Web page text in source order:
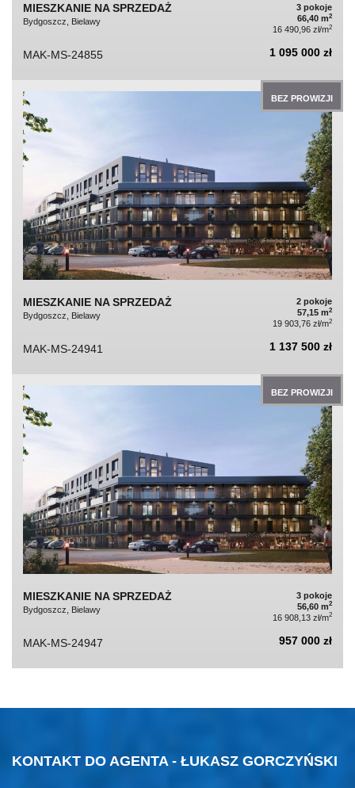
MIESZKANIE NA SPRZEDAŻ
Bydgoszcz, Bielawy
3 pokoje
66,40 m2
16 490,96 zł/m2
MAK-MS-24855 1 095 000 zł
BEZ PROWIZJI
MIESZKANIE NA SPRZEDAŻ
Bydgoszcz, Bielawy
2 pokoje
57,15 m2
19 903,76 zł/m2
MAK-MS-24941 1 137 500 zł
BEZ PROWIZJI
MIESZKANIE NA SPRZEDAŻ
Bydgoszcz, Bielawy
3 pokoje
56,60 m2
16 908,13 zł/m2
MAK-MS-24947 957 000 zł
KONTAKT DO AGENTA - ŁUKASZ GORCZYŃSKI